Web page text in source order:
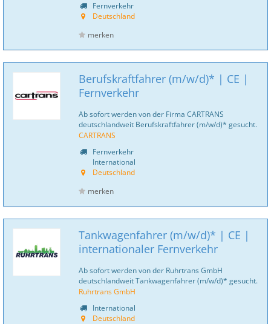
Fernverkehr
Deutschland
merken
Berufskraftfahrer (m/w/d)* | CE |
Fernverkehr
Ab sofort werden von der Firma CARTRANS
deutschlandweit Berufskraftfahrer (m/w/d)* gesucht.
CARTRANS
Fernverkehr
International
Deutschland
merken
Tankwagenfahrer (m/w/d)* | CE |
internationaler Fernverkehr
Ab sofort werden von der Ruhrtrans GmbH
deutschlandweit Tankwagenfahrer (m/w/d)* gesucht.
Ruhrtrans GmbH
International
Deutschland